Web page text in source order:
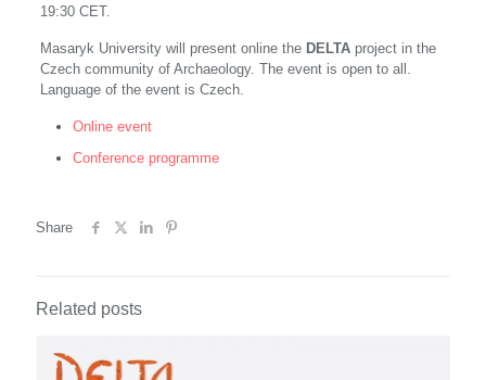
19:30 CET.
Masaryk University will present online the DELTAproject in the
Czech community of Archaeology. The event is open to all.
Language of the event is Czech.
Online event
Conference programme
Share
Related posts